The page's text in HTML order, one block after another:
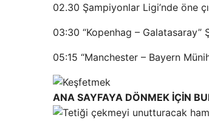
02.30 Şampiyonlar Ligi’nde öne
03:30 “Kopenhag – Galatasaray”
05:15 “Manchester – Bayern
ANA SAYFAYA DÖNMEK İÇİN